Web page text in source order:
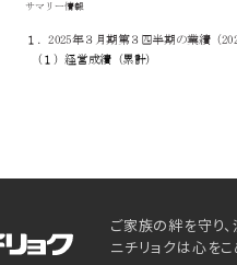
ご家族の絆を守り、
ニチリョクは心を